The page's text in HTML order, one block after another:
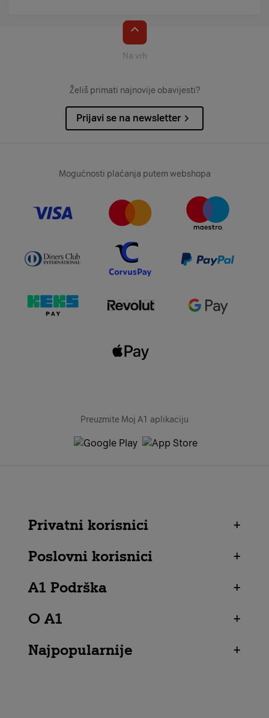
Na vrh
Želiš primati najnovije obavijesti?
Prijavi se na newsletter
Mogućnosti plaćanja putem webshopa
Preuzmite Moj A1 aplikaciju
Privatni korisnici
+
Poslovni korisnici
+
A1 Podrška
+
O A1
+
Najpopularnije
+